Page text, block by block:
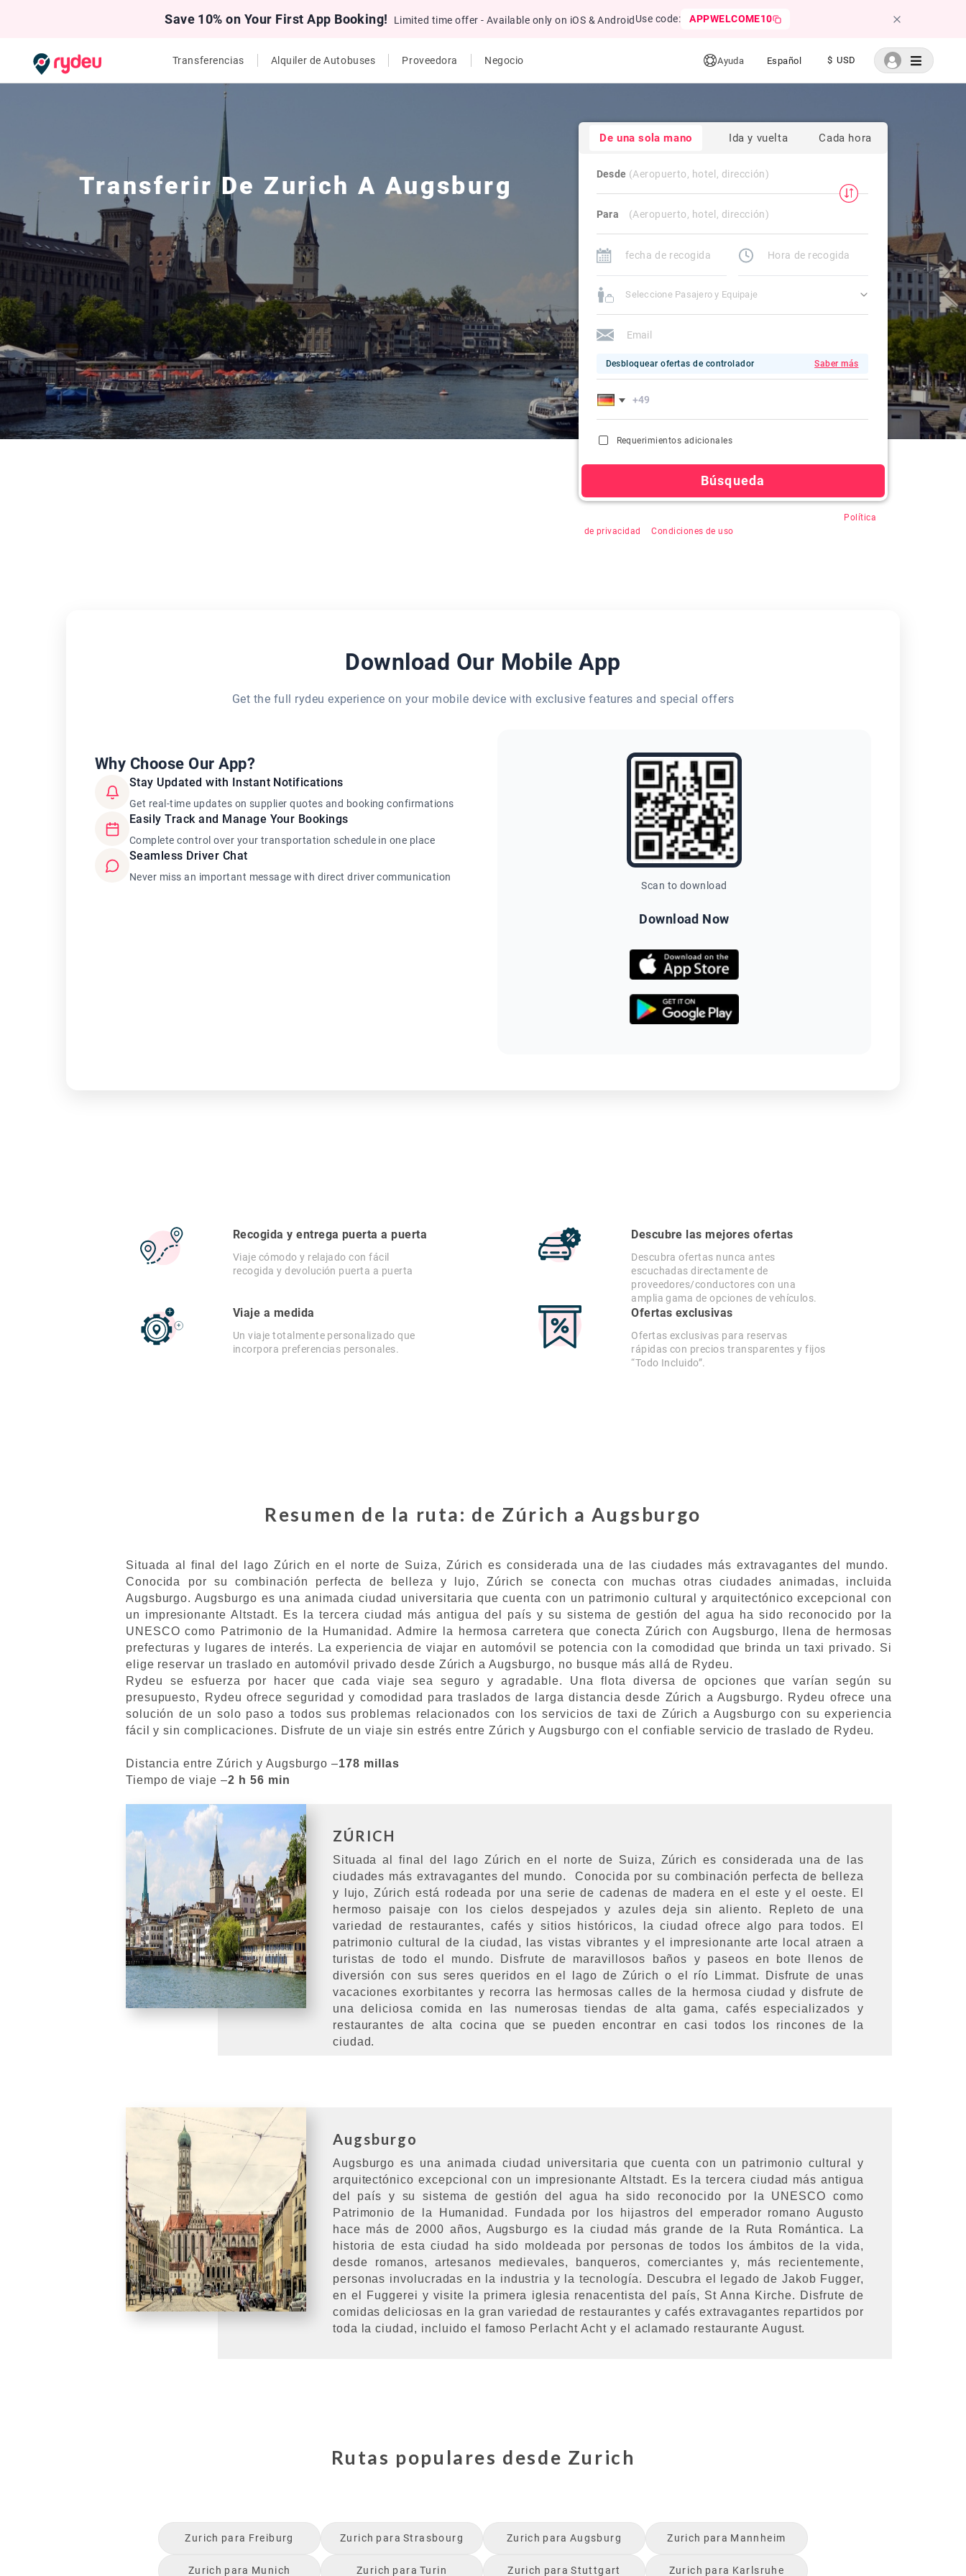
Save 10% on Your First App Booking! Limited time offer - Available only on iOS & Android Use code: APPWELCOME10
Transferencias Alquiler de Autobuses Proveedora Negocio Ayuda Español $ USD
Transferir De Zurich A Augsburg
De una sola mano Ida y vuelta Cada hora
Desde
Para
Seleccione Pasajero y Equipaje
Desbloquear ofertas de controlador Saber más
Requerimientos adicionales
Búsqueda
Política
de privacidad
&Condiciones de uso
Download Our Mobile App
Get the full rydeu experience on your mobile device with exclusive features and special offers
Why Choose Our App?
Stay Updated with Instant Notifications
Get real-time updates on supplier quotes and booking confirmations
Easily Track and Manage Your Bookings
Complete control over your transportation schedule in one place
Seamless Driver Chat
Never miss an important message with direct driver communication
Scan to download
Download Now
Recogida y entrega puerta a puerta
Viaje cómodo y relajado con fácil
recogida y devolución puerta a puerta
Descubre las mejores ofertas
Descubra ofertas nunca antes
escuchadas directamente de
proveedores/conductores con una
amplia gama de opciones de vehículos.
Viaje a medida
Un viaje totalmente personalizado que
incorpora preferencias personales.
Ofertas exclusivas
Ofertas exclusivas para reservas
rápidas con precios transparentes y fijos
“Todo Incluido”.
Resumen de la ruta: de Zúrich a Augsburgo
Situada al final del lago Zúrich en el norte de Suiza, Zúrich es considerada una de las ciudades más extravagantes del mundo.
Conocida por su combinación perfecta de belleza y lujo, Zúrich se conecta con muchas otras ciudades animadas, incluida
Augsburgo. Augsburgo es una animada ciudad universitaria que cuenta con un patrimonio cultural y arquitectónico excepcional con
un impresionante Altstadt. Es la tercera ciudad más antigua del país y su sistema de gestión del agua ha sido reconocido por la
UNESCO como Patrimonio de la Humanidad. Admire la hermosa carretera que conecta Zúrich con Augsburgo, llena de hermosas
prefecturas y lugares de interés. La experiencia de viajar en automóvil se potencia con la comodidad que brinda un taxi privado. Si
elige reservar un traslado en automóvil privado desde Zúrich a Augsburgo, no busque más allá de Rydeu.
Rydeu se esfuerza por hacer que cada viaje sea seguro y agradable. Una flota diversa de opciones que varían según su
presupuesto, Rydeu ofrece seguridad y comodidad para traslados de larga distancia desde Zúrich a Augsburgo. Rydeu ofrece una
solución de un solo paso a todos sus problemas relacionados con los servicios de taxi de Zúrich a Augsburgo con su experiencia
fácil y sin complicaciones. Disfrute de un viaje sin estrés entre Zúrich y Augsburgo con el confiable servicio de traslado de Rydeu.
Distancia entre Zúrich y Augsburgo –178 millas
Tiempo de viaje –2 h 56 min
ZÚRICH
Situada al final del lago Zúrich en el norte de Suiza, Zúrich es considerada una de las
ciudades más extravagantes del mundo. Conocida por su combinación perfecta de belleza
y lujo, Zúrich está rodeada por una serie de cadenas de madera en el este y el oeste. El
hermoso paisaje con los cielos despejados y azules deja sin aliento. Repleto de una
variedad de restaurantes, cafés y sitios históricos, la ciudad ofrece algo para todos. El
patrimonio cultural de la ciudad, las vistas vibrantes y el impresionante arte local atraen a
turistas de todo el mundo. Disfrute de maravillosos baños y paseos en bote llenos de
diversión con sus seres queridos en el lago de Zúrich o el río Limmat. Disfrute de unas
vacaciones exorbitantes y recorra las hermosas calles de la hermosa ciudad y disfrute de
una deliciosa comida en las numerosas tiendas de alta gama, cafés especializados y
restaurantes de alta cocina que se pueden encontrar en casi todos los rincones de la
ciudad.
Augsburgo
Augsburgo es una animada ciudad universitaria que cuenta con un patrimonio cultural y
arquitectónico excepcional con un impresionante Altstadt. Es la tercera ciudad más antigua
del país y su sistema de gestión del agua ha sido reconocido por la UNESCO como
Patrimonio de la Humanidad. Fundada por los hijastros del emperador romano Augusto
hace más de 2000 años, Augsburgo es la ciudad más grande de la Ruta Romántica. La
historia de esta ciudad ha sido moldeada por personas de todos los ámbitos de la vida,
desde romanos, artesanos medievales, banqueros, comerciantes y, más recientemente,
personas involucradas en la industria y la tecnología. Descubra el legado de Jakob Fugger,
en el Fuggerei y visite la primera iglesia renacentista del país, St Anna Kirche. Disfrute de
comidas deliciosas en la gran variedad de restaurantes y cafés extravagantes repartidos por
toda la ciudad, incluido el famoso Perlacht Acht y el aclamado restaurante August.
Rutas populares desde Zurich
Zurich para Freiburg Zurich para Strasbourg Zurich para Augsburg Zurich para Mannheim
Zurich para Munich Zurich para Turin Zurich para Stuttgart Zurich para Karlsruhe